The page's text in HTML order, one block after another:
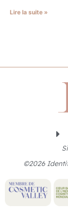
Lire la suite »
©2026